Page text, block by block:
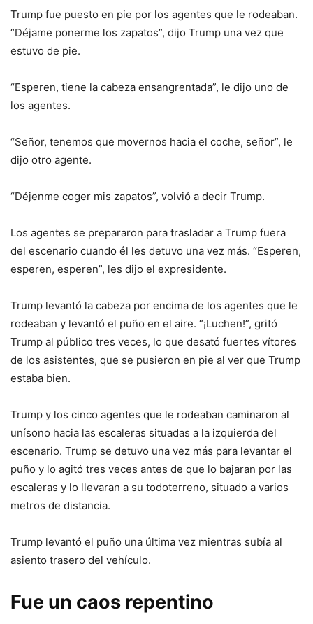
Trump fue puesto en pie por los agentes que le rodeaban.
“Déjame ponerme los zapatos”, dijo Trump una vez que
estuvo de pie.
“Esperen, tiene la cabeza ensangrentada”, le dijo uno de
los agentes.
“Señor, tenemos que movernos hacia el coche, señor”, le
dijo otro agente.
“Déjenme coger mis zapatos”, volvió a decir Trump.
Los agentes se prepararon para trasladar a Trump fuera
del escenario cuando él les detuvo una vez más. “Esperen,
esperen, esperen”, les dijo el expresidente.
Trump levantó la cabeza por encima de los agentes que le
rodeaban y levantó el puño en el aire. “¡Luchen!”, gritó
Trump al público tres veces, lo que desató fuertes vítores
de los asistentes, que se pusieron en pie al ver que Trump
estaba bien.
Trump y los cinco agentes que le rodeaban caminaron al
unísono hacia las escaleras situadas a la izquierda del
escenario. Trump se detuvo una vez más para levantar el
puño y lo agitó tres veces antes de que lo bajaran por las
escaleras y lo llevaran a su todoterreno, situado a varios
metros de distancia.
Trump levantó el puño una última vez mientras subía al
asiento trasero del vehículo.
Fue un caos repentino